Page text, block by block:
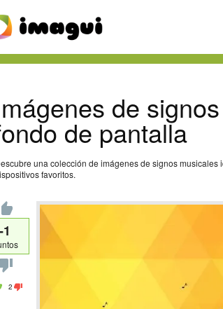
de
de pantalla
una colección de imágenes de signos
favoritos.
-1
2